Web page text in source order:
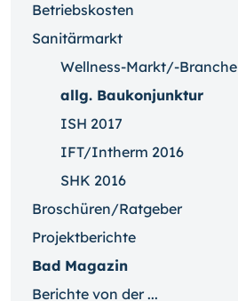
Betriebskosten
Sanitärmarkt
Wellness-Markt/-Branche
allg. Baukonjunktur
ISH 2017
IFT/Intherm 2016
SHK 2016
Broschüren/Ratgeber
Projektberichte
Bad Magazin
Berichte von der ...